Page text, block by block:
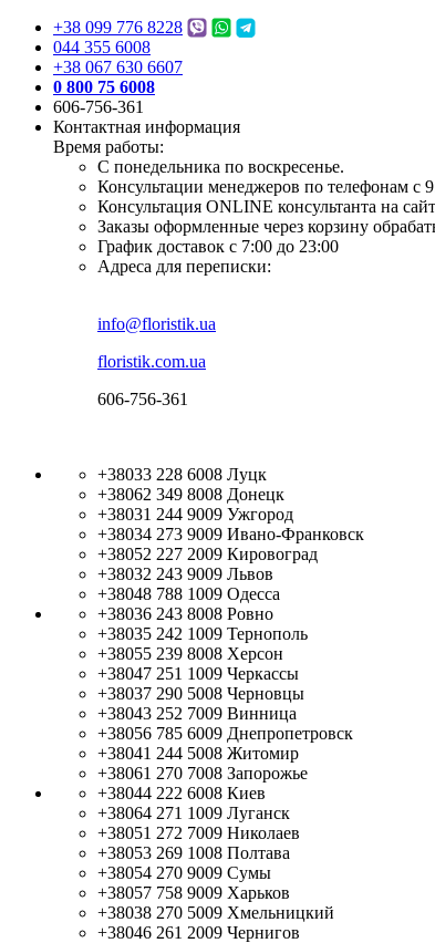
+38 099 776 8228
044 355 6008
+38 067 630 6607
0 800 75 6008
606-756-361
Контактная информация
Время работы:
С понедельника по воскресенье.
Консультации менеджеров по телефонам с
Консультация ONLINE консультанта на
Заказы оформленные через корзину
График доставок с 7:00 до 23:00
Адреса для переписки:
info@floristik.ua
floristik.com.ua
606-756-361
+38033 228 6008 Луцк
+38062 349 8008 Донецк
+38031 244 9009 Ужгород
+38034 273 9009 Ивано-Франковск
+38052 227 2009 Кировоград
+38032 243 9009 Львов
+38048 788 1009 Одесса
+38036 243 8008 Ровно
+38035 242 1009 Тернополь
+38055 239 8008 Херсон
+38047 251 1009 Черкассы
+38037 290 5008 Черновцы
+38043 252 7009 Винница
+38056 785 6009 Днепропетровск
+38041 244 5008 Житомир
+38061 270 7008 Запорожье
+38044 222 6008 Киев
+38064 271 1009 Луганск
+38051 272 7009 Николаев
+38053 269 1008 Полтава
+38054 270 9009 Сумы
+38057 758 9009 Харьков
+38038 270 5009 Хмельницкий
+38046 261 2009 Чернигов